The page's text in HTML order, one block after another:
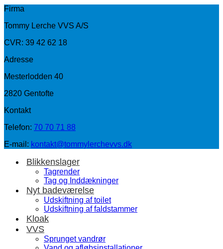
Firma
Tommy Lerche VVS A/S
CVR: 39 42 62 18
Adresse
Mesterlodden 40
2820 Gentofte
Kontakt
Telefon: 70 70 71 88
E-mail: kontakt@tommylerchevvs.dk​
Blikkenslager
Tagrender
Tag og Inddækninger
Nyt badeværelse
Udskiftning af toilet
Udskiftning af faldstammer
Kloak
VVS
Sprunget vandrør